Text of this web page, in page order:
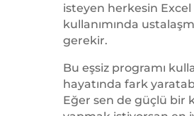
isteyen herkesin Excel
kullanımında
gerekir.
Bu eşsiz programı
hayatında fark
Eğer sen de güçlü bir